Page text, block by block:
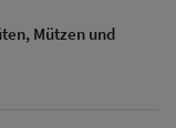
Mützen und